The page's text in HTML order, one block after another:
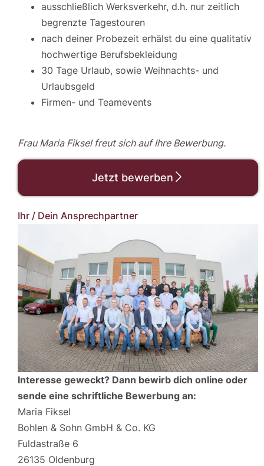
ausschließlich Werksverkehr, d.h. nur zeitlich
begrenzte Tagestouren
nach deiner Probezeit erhälst du eine qualitativ
hochwertige Berufsbekleidung
30 Tage Urlaub, sowie Weihnachts- und
Urlaubsgeld
Firmen- und Teamevents
Frau Maria Fiksel freut sich auf Ihre Bewerbung.
Jetzt bewerben
Ihr / Dein Ansprechpartner
Interesse geweckt? Dann bewirb dich online oder
sende eine schriftliche Bewerbung an:
Maria Fiksel
Bohlen & Sohn GmbH & Co. KG
Fuldastraße 6
26135 Oldenburg